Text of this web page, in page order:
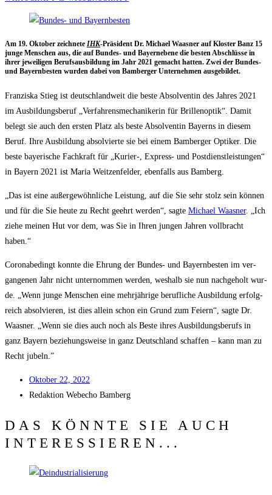
Am 19. Okto­ber zeich­ne­te IHK-Prä­si­dent Dr. Micha­el Waas­ner auf Klos­ter Banz 15
jun­ge Men­schen aus, die auf Bun­des- und Bay­ern­e­be­ne die bes­ten Abschlüs­se in
ihrer jewei­li­gen Berufs­aus­bil­dung im Jahr 2021 gemacht hat­ten. Zwei der Bun­des-
und Bay­ern­bes­ten wur­den dabei von Bam­ber­ger Unter­neh­men ausgebildet.
Fran­zis­ka Stieg ist deutsch­land­weit die bes­te Absol­ven­tin des Jah­res 2021
im Aus­bil­dungs­be­ruf „Ver­fah­rens­me­cha­ni­ke­rin für Bril­len­op­tik“. Damit
belegt sie auch den ers­ten Platz als bes­te Absol­ven­tin Bay­erns in die­sem
Beruf. Ihre Aus­bil­dung absol­vier­te sie bei einem Bam­ber­ger Opti­ker. Die
bes­te baye­ri­sche Fach­kraft für „Kurier‑, Express- und Post­dienst­leis­tun­gen“
in Bay­ern 2021 ist Maria Weit­zen­fel­der, eben­falls aus Bamberg.
„Das ist eine außer­ge­wöhn­li­che Leis­tung, auf die Sie sehr stolz sein kön­nen
und für die Sie heu­te zu Recht geehrt wer­den“, sag­te Micha­el Waas­ner. „Ich
zie­he mei­nen Hut vor dem, was Sie in Ihren jun­gen Jah­ren voll­bracht
haben.“
Coro­nabe­dingt konn­te die Ehrung der Bun­des- und Bay­ern­bes­ten im ver­
gan­ge­nen Jahr nicht unter­nom­men wer­den, wes­halb sie nun nach­ge­holt wur­
de. „Wenn jun­ge Men­schen eine mehr­jäh­ri­ge beruf­li­che Aus­bil­dung erfolg­
reich absol­vie­ren, ist dies allein schon ein Grund zum Fei­ern“, sag­te Dr.
Waas­ner. „Wenn sie dies auch noch als Bes­te ihres Aus­bil­dungs­be­rufs in
ganz Bay­ern bezie­hungs­wei­se in ganz Deutsch­land schaf­fen – kann man zu
Recht jubeln.”
Okto­ber 22, 2022
Redak­ti­on Web­echo Bamberg
DAS KÖNNTE SIE AUCH
INTERESSIEREN...